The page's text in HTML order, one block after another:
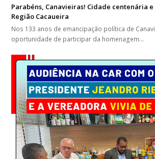
Parabéns, Canavieiras! Cidade centenária
Região Cacaueira
Nos 133 anos de emancipação política de
oportunidade de participar da homenagem…